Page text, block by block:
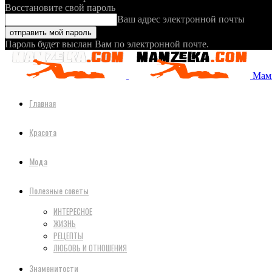
Восстановите свой пароль
Ваш адрес электронной почты
Пароль будет выслан Вам по электронной почте.
Главная
Красота
Мода
Полезные советы
ИНТЕРЕСНОЕ
ЖИЗНЬ
РЕЦЕПТЫ
ЛЮБОВЬ И ОТНОШЕНИЯ
Знаменитости